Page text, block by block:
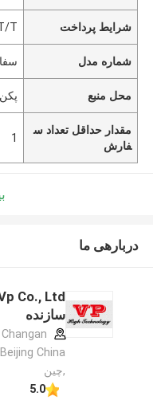
شرایط پرداخت T
شماره مدل
محل منبع
مقدار حداقل تعداد س
فارش
1
دربارهی ما
سازنده
,چین
5.0